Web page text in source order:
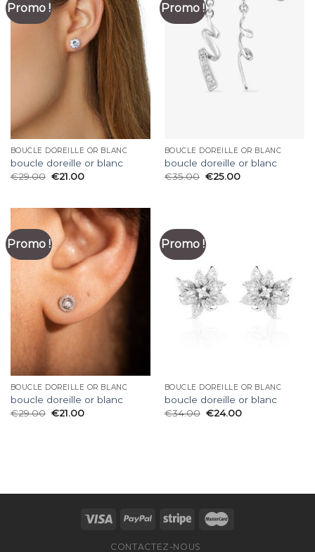
Promo !
BOUCLE DOREILLE OR BLANC
boucle doreille or blanc
€29.00 €21.00
Promo !
BOUCLE DOREILLE OR BLANC
boucle doreille or blanc
€35.00 €25.00
Promo !
BOUCLE DOREILLE OR BLANC
boucle doreille or blanc
€29.00 €21.00
Promo !
BOUCLE DOREILLE OR BLANC
boucle doreille or blanc
€34.00 €24.00
CONTACTEZ-NOUS